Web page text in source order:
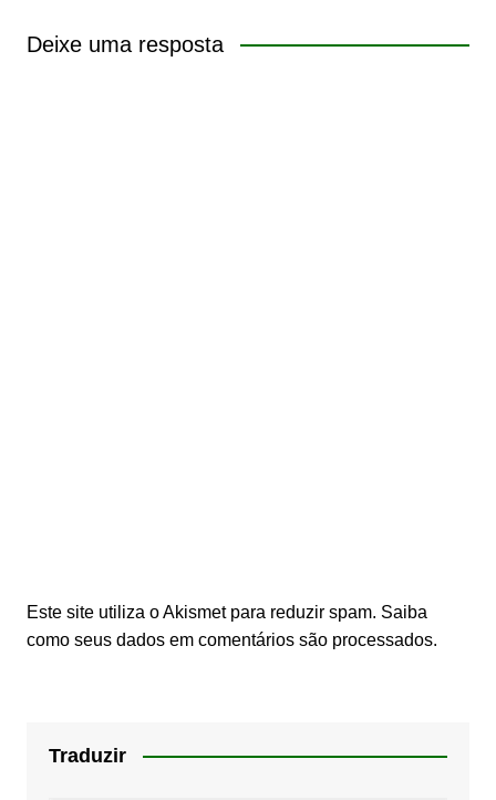
Deixe uma resposta
Este site utiliza o Akismet para reduzir spam. Saiba
como seus dados em comentários são processados.
Traduzir